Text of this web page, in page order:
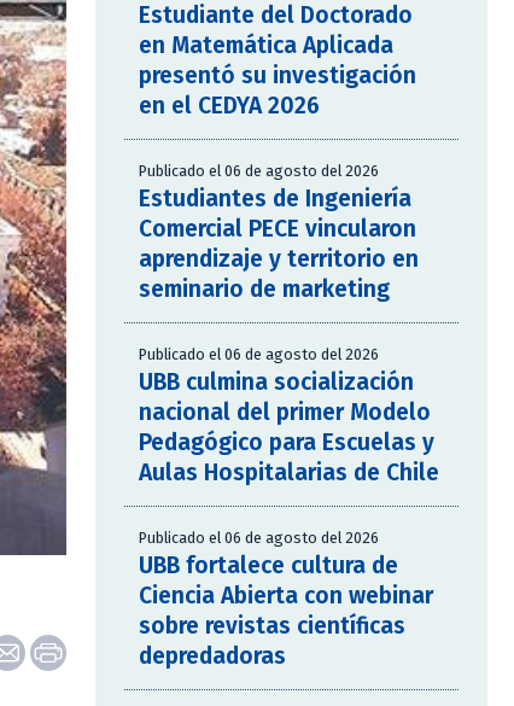
Estudiante del Doctorado
en Matemática Aplicada
presentó su investigación
en el CEDYA 2026
Publicado el 06 de agosto del 2026
Estudiantes de Ingeniería
Comercial PECE vincularon
aprendizaje y territorio en
seminario de marketing
Publicado el 06 de agosto del 2026
UBB culmina socialización
nacional del primer Modelo
Pedagógico para Escuelas y
Aulas Hospitalarias de Chile
Publicado el 06 de agosto del 2026
UBB fortalece cultura de
Ciencia Abierta con webinar
sobre revistas científicas
depredadoras